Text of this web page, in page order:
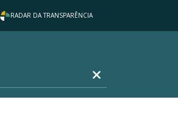
RADAR DA TRANSPARÊNCIA